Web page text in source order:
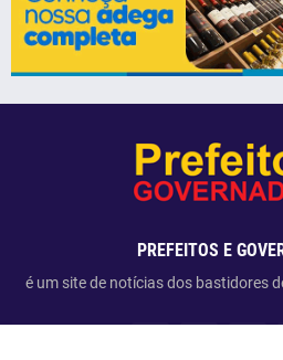
PREFEITOS E
é um site de notícias dos bastidores